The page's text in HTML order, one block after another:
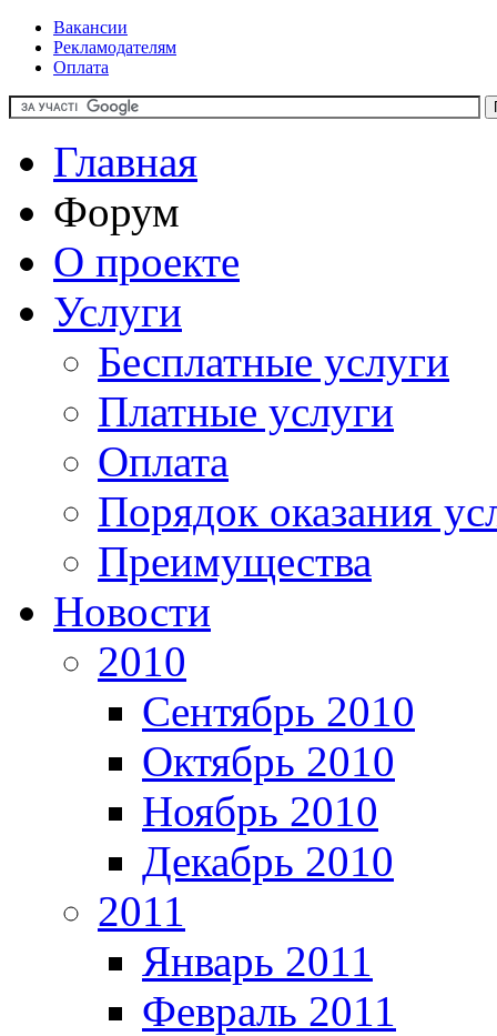
Вакансии
Рекламодателям
Оплата
Главная
Форум
О проекте
Услуги
Бесплатные услуги
Платные услуги
Оплата
Порядок оказания
Преимущества
Новости
2010
Сентябрь 2010
Октябрь 2010
Ноябрь 2010
Декабрь 2010
2011
Январь 2011
Февраль 2011